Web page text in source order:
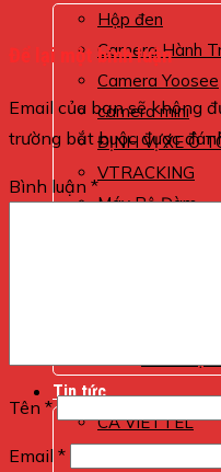
Hộp đen
Camera Hành
Camera Yoosee
camera mini
ĐỊNH VỊ XE Ô
VTRACKING
Máy Bộ Đàm
Tin tức
CA VIETTEL
Để lại một bình luận
Email của bạn sẽ không
trường bắt buộc được
Bình luận *
Tên *
Email *